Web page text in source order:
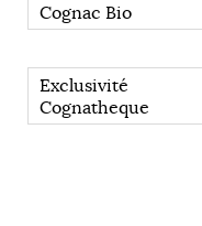
Cognac Bio
Exclusivité
Cognatheque